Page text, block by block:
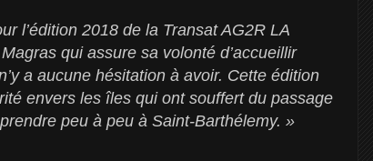
l’édition 2018 de la Transat AG2R LA
qui assure sa volonté d’accueillir
a aucune hésitation à avoir. Cette édition
envers les îles qui ont souffert du passage
peu à peu à Saint-Barthélemy. »